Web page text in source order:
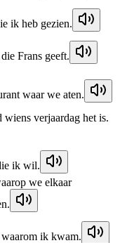
ik heb gezien.
Frans geeft.
waar we aten.
wiens verjaardag het is.
ik wil.
we elkaar
ik kwam.